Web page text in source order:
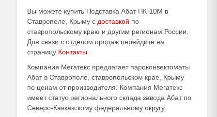
Вы можете купить Подставка Абат ПК-10М в
Ставрополе, Крыму с доставкой по
ставропольскому краю и другим регионам России.
Для связи с отделом продаж перейдите на
страницу Контакты
Компания Мегатекс предлагает пароконвектоматы
Абат в Ставрополе, ставропольском крае, Крыму
по ценам от производителя. Компания Мегатекс
имеет статус регионального склада завода Абат по
Северо-Кавказскому федеральному округу.